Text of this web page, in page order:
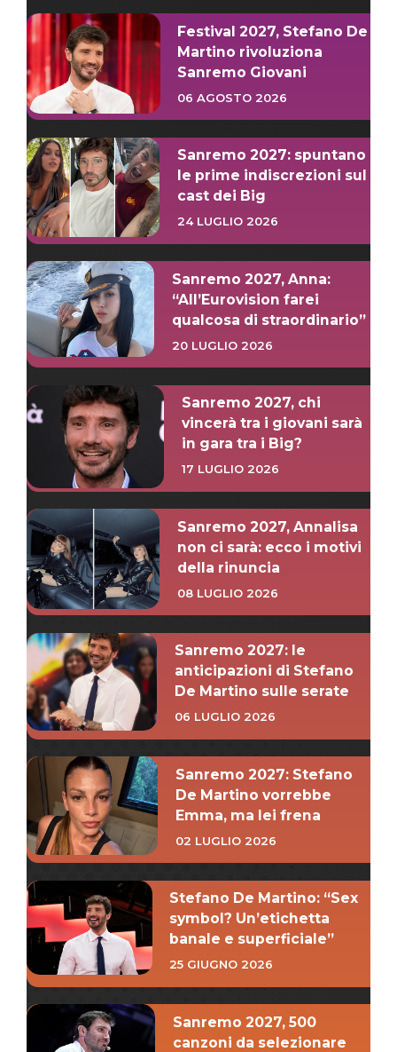
Festival 2027, Stefano De
Martino rivoluziona
Sanremo Giovani
06 AGOSTO 2026
Sanremo 2027: spuntano
le prime indiscrezioni sul
cast dei Big
24 LUGLIO 2026
Sanremo 2027, Anna:
“All’Eurovision farei
qualcosa di straordinario”
20 LUGLIO 2026
Sanremo 2027, chi
vincerà tra i giovani sarà
in gara tra i Big?
17 LUGLIO 2026
Sanremo 2027, Annalisa
non ci sarà: ecco i motivi
della rinuncia
08 LUGLIO 2026
Sanremo 2027: le
anticipazioni di Stefano
De Martino sulle serate
06 LUGLIO 2026
Sanremo 2027: Stefano
De Martino vorrebbe
Emma, ma lei frena
02 LUGLIO 2026
Stefano De Martino: “Sex
symbol? Un’etichetta
banale e superficiale”
25 GIUGNO 2026
Sanremo 2027, 500
canzoni da selezionare